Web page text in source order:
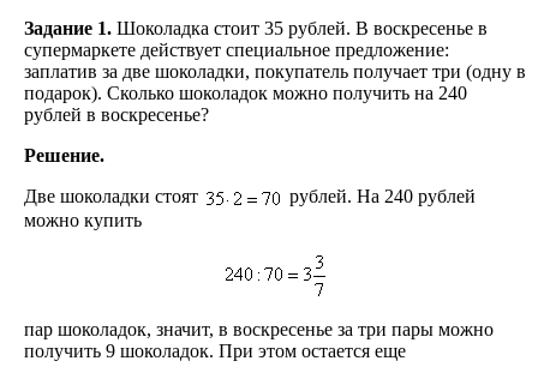
Задание 1. Шоколадка стоит 35 рублей. В воскресенье в
супермаркете действует специальное предложение:
заплатив за две шоколадки, покупатель получает три (одну в
подарок). Сколько шоколадок можно получить на 240
рублей в воскресенье?
Решение.
Две шоколадки стоят
рублей. На 240 рублей
можно купить
пар шоколадок, значит, в воскресенье за три пары можно
получить 9 шоколадок. При этом остается еще